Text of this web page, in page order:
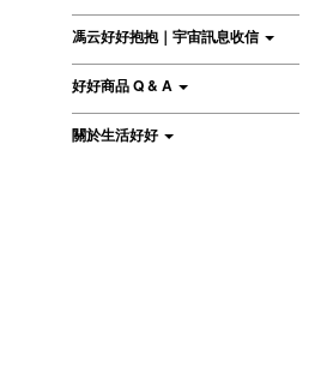
馮云好好抱抱｜宇宙訊息收信
好好商品 Q & A
關於生活好好